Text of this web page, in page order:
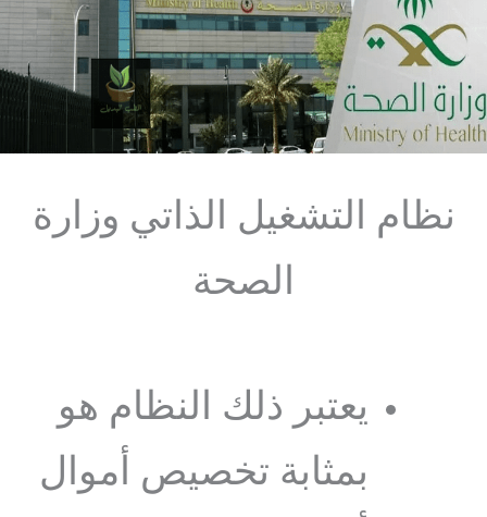
نظام التشغيل الذاتي وزارة
الصحة
يعتبر ذلك النظام هو
بمثابة تخصيص أموال